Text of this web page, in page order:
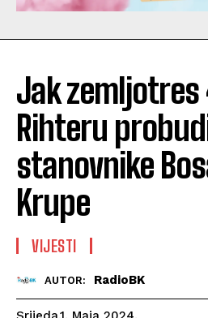
Jak zemljotres
Rihteru
stanovnike
Krupe
VIJESTI
AUTOR: RadioBK